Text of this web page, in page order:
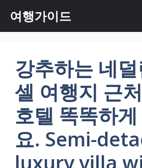
츠
여행가이드
강추하는 네
셀 여행지 근
호텔 똑똑하
요. Semi-
luxury villa